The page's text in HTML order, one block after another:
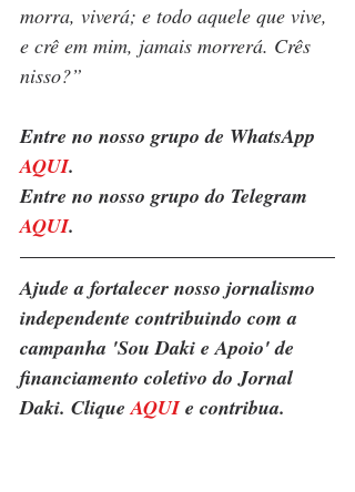
morra, viverá; e todo aquele que vive,
e crê em mim, jamais morrerá. Crês
nisso?”
Entre no nosso grupo de WhatsApp
AQUI.
Entre no nosso grupo do Telegram
AQUI.
Ajude a fortalecer nosso jornalismo
independente contribuindo com a
campanha 'Sou Daki e Apoio' de
financiamento coletivo do Jornal
Daki. Clique AQUI e contribua.